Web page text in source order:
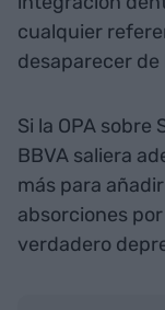
cualquier
desaparecer
Si la OPA
BBVA saliera
más para
absorciones
verdadero